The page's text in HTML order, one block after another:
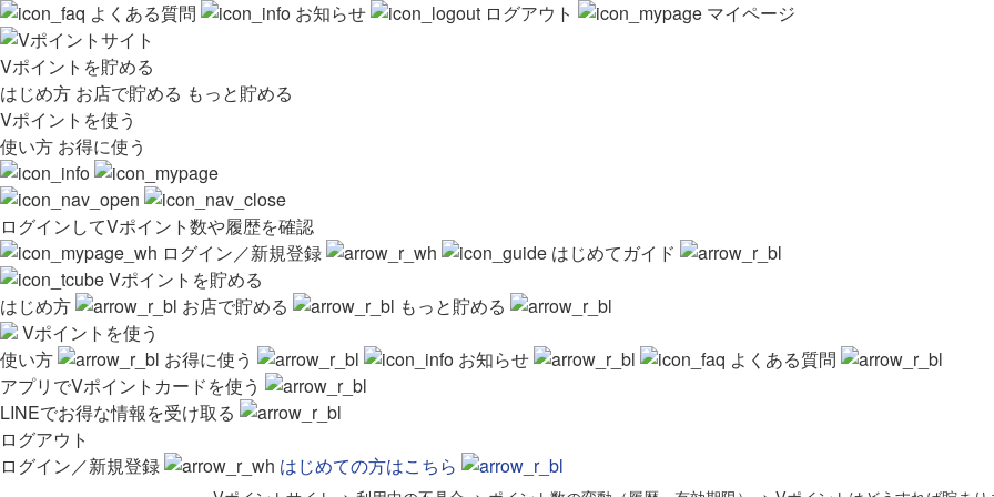
よくある質問 お知らせ ログアウト マイページ
Vポイントを貯める
はじめ方 お店で貯める もっと貯める
Vポイントを使う
使い方 お得に使う
ログインしてVポイント数や履歴を確認
ログイン／新規登録
はじめてガイド
Vポイントを貯める
はじめ方
お店で貯める
もっと貯める
Vポイントを使う
使い方
お得に使う お知らせ
よくある質問
アプリでVポイントカードを使う
LINEでお得な情報を受け取る
ログアウト
ログイン／新規登録
はじめての方はこちら